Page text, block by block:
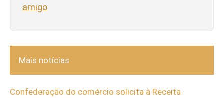
amigo
Mais notícias
Confederação do comércio solicita à Receita